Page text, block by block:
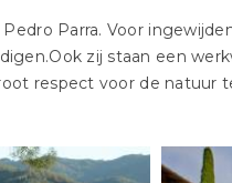
Parra. Voor
zij staan een
respect voor de natuur